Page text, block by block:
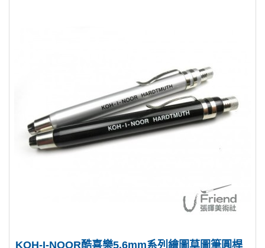
KOH-I-NOOR酷喜樂5.6mm系列繪圖草圖筆圓桿